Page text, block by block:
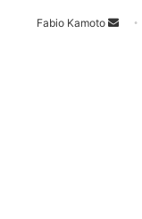
Fabio Kamoto